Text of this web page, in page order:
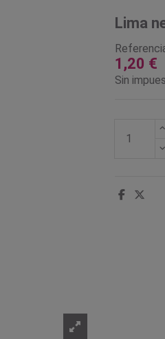
Lima
1,20 €
Sin